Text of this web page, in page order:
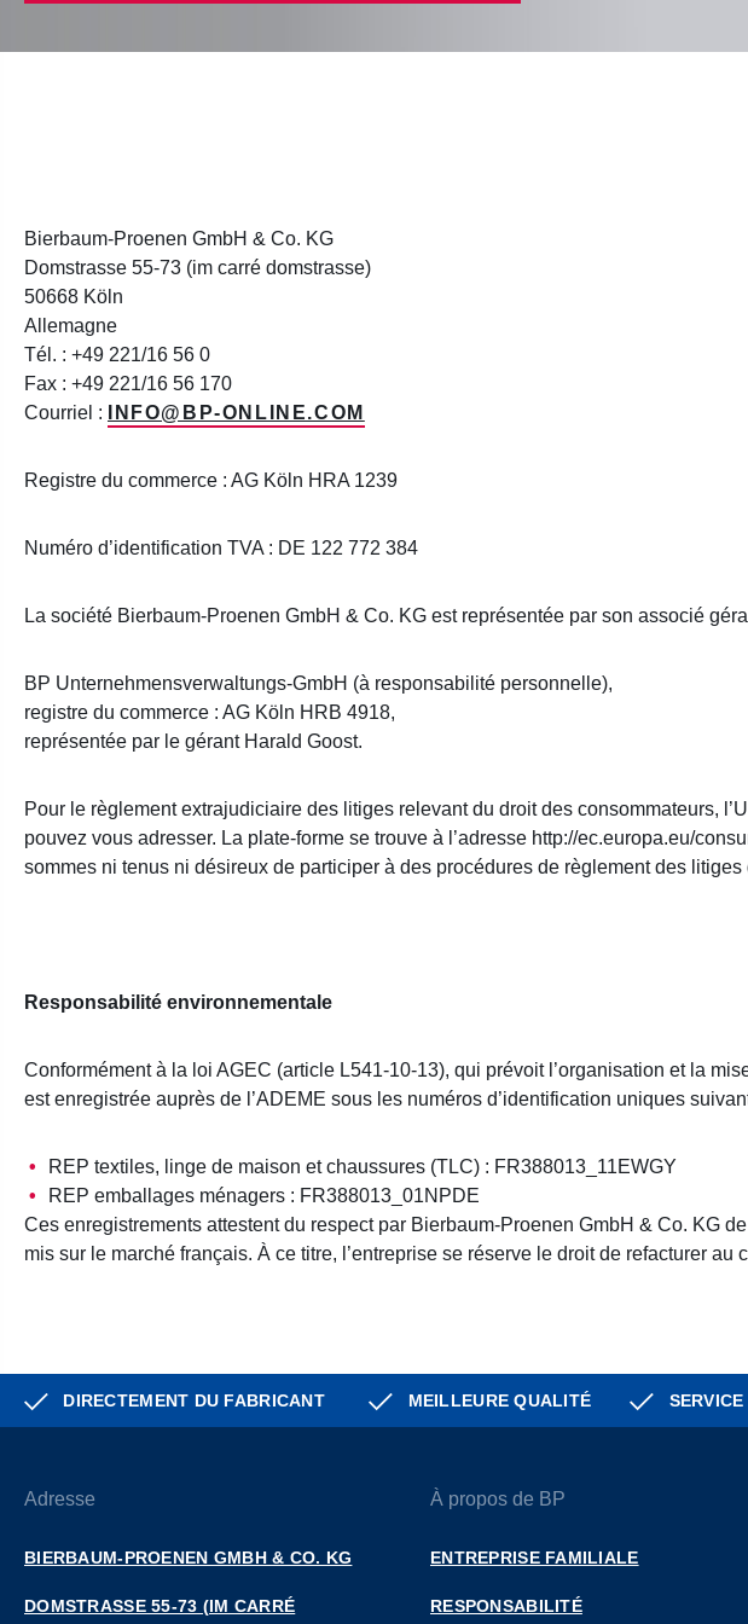
Bierbaum-Proenen GmbH & Co. KG
Domstrasse 55-73 (im carré domstrasse)
50668 Köln
Allemagne
Tél. : +49 221/16 56 0
Fax : +49 221/16 56 170
Courriel :
INFO@BP-ONLINE.COM
Registre du commerce : AG Köln HRA 1239
Numéro d’identification TVA : DE 122 772 384
La société Bierbaum-Proenen GmbH & Co. KG est représentée par son associé
BP Unternehmensverwaltungs-GmbH (à responsabilité personnelle),
registre du commerce : AG Köln HRB 4918,
représentée par le gérant Harald Goost.
Pour le règlement extrajudiciaire des litiges relevant du droit des consommateurs,
pouvez vous adresser. La plate-forme se trouve à l’adresse http://ec.europa.eu/
sommes ni tenus ni désireux de participer à des procédures de règlement des
Responsabilité environnementale
Conformément à la loi AGEC (article L541-10-13), qui prévoit l’organisation et la
est enregistrée auprès de l’ADEME sous les numéros d’identification uniques
REP textiles, linge de maison et chaussures (TLC) : FR388013_11EWGY
REP emballages ménagers : FR388013_01NPDE
Ces enregistrements attestent du respect par Bierbaum-Proenen GmbH & Co. KG
mis sur le marché français. À ce titre, l’entreprise se réserve le droit de refacturer
DIRECTEMENT DU FABRICANT MEILLEURE QUALITÉ
Adresse
BIERBAUM-PROENEN GMBH & CO. KG
DOMSTRASSE 55-73 (IM CARRÉ D
À propos de BP
ENTREPRISE FAMILIALE
RESPONSABILITÉ